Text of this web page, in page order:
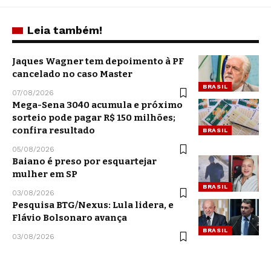
Leia também!
BRASIL
Jaques Wagner tem depoimento à PF
cancelado no caso Master
07/08/2026
BRASIL
Mega-Sena 3040 acumula e próximo
sorteio pode pagar R$ 150 milhões;
confira resultado
05/08/2026
BRASIL
Baiano é preso por esquartejar
mulher em SP
03/08/2026
BRASIL
Pesquisa BTG/Nexus: Lula lidera, e
Flávio Bolsonaro avança
03/08/2026